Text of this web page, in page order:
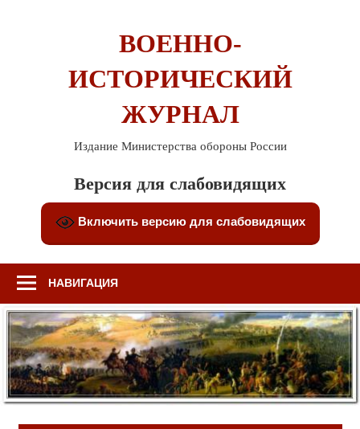
ВОЕННО-
ИСТОРИЧЕСКИЙ
ЖУРНАЛ
Издание Министерства обороны России
Версия для слабовидящих
Включить версию для слабовидящих
НАВИГАЦИЯ